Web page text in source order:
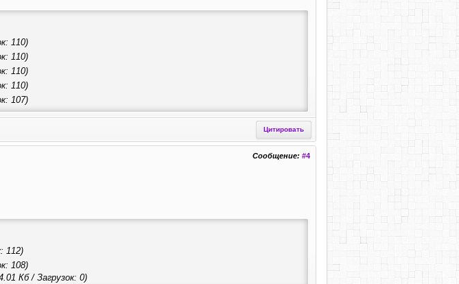
110)
110)
110)
110)
107)
Цитировать
Сообщение: #4
112)
108)
Кб / Загрузок: 0)